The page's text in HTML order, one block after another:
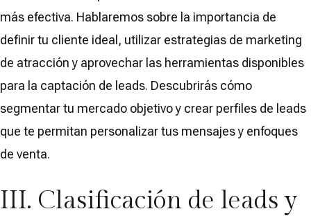
más efectiva. Hablaremos sobre la importancia de
definir tu cliente ideal, utilizar estrategias de marketing
de atracción y aprovechar las herramientas disponibles
para la captación de leads. Descubrirás cómo
segmentar tu mercado objetivo y crear perfiles de leads
que te permitan personalizar tus mensajes y enfoques
de venta.
III. Clasificación de leads y